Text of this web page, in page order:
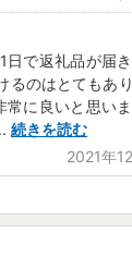
日で返礼品が届
るのはとてもあ
に良いと思い
続きを読む
2021年